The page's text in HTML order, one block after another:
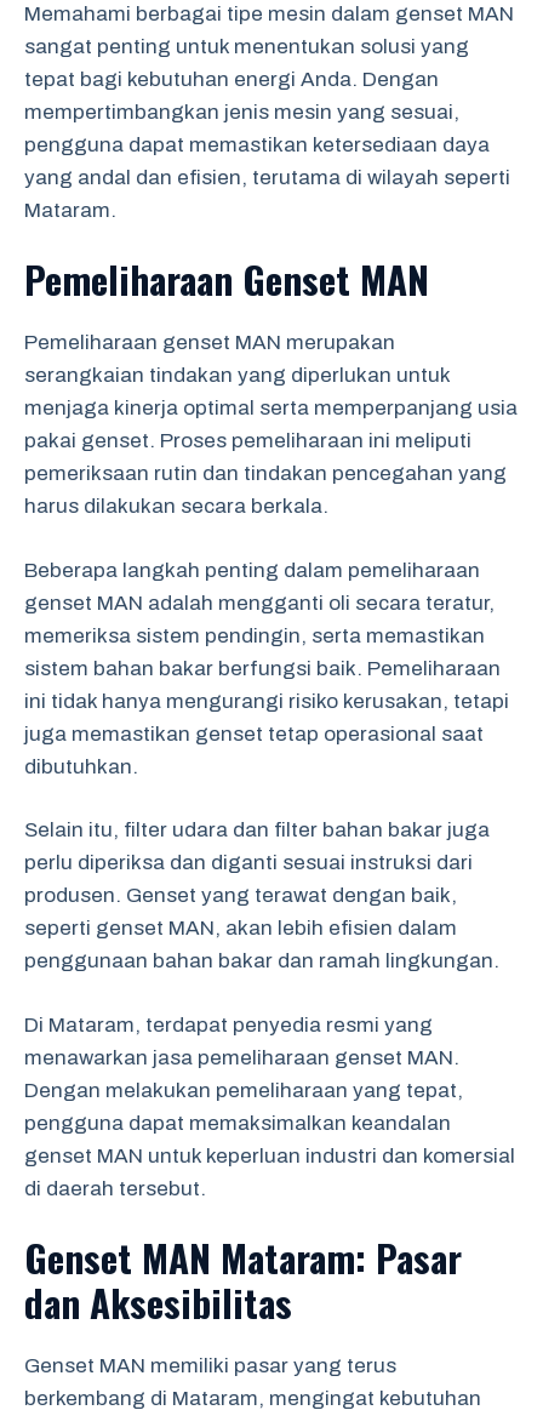
Memahami berbagai tipe mesin dalam genset MAN
sangat penting untuk menentukan solusi yang
tepat bagi kebutuhan energi Anda. Dengan
mempertimbangkan jenis mesin yang sesuai,
pengguna dapat memastikan ketersediaan daya
yang andal dan efisien, terutama di wilayah seperti
Mataram.
Pemeliharaan Genset MAN
Pemeliharaan genset MAN merupakan
serangkaian tindakan yang diperlukan untuk
menjaga kinerja optimal serta memperpanjang usia
pakai genset. Proses pemeliharaan ini meliputi
pemeriksaan rutin dan tindakan pencegahan yang
harus dilakukan secara berkala.
Beberapa langkah penting dalam pemeliharaan
genset MAN adalah mengganti oli secara teratur,
memeriksa sistem pendingin, serta memastikan
sistem bahan bakar berfungsi baik. Pemeliharaan
ini tidak hanya mengurangi risiko kerusakan, tetapi
juga memastikan genset tetap operasional saat
dibutuhkan.
Selain itu, filter udara dan filter bahan bakar juga
perlu diperiksa dan diganti sesuai instruksi dari
produsen. Genset yang terawat dengan baik,
seperti genset MAN, akan lebih efisien dalam
penggunaan bahan bakar dan ramah lingkungan.
Di Mataram, terdapat penyedia resmi yang
menawarkan jasa pemeliharaan genset MAN.
Dengan melakukan pemeliharaan yang tepat,
pengguna dapat memaksimalkan keandalan
genset MAN untuk keperluan industri dan komersial
di daerah tersebut.
Genset MAN Mataram: Pasar
dan Aksesibilitas
Genset MAN memiliki pasar yang terus
berkembang di Mataram, mengingat kebutuhan